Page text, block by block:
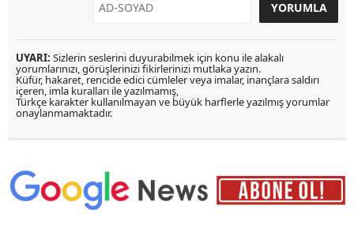
UYARI: Sizlerin seslerini duyurabilmek için konu ile alakalı
yorumlarınızı, görüşlerinizi fikirlerinizi mutlaka yazın.
Küfür, hakaret, rencide edici cümleler veya imalar, inançlara saldırı
içeren, imla kuralları ile yazılmamış,
Türkçe karakter kullanılmayan ve büyük harflerle yazılmış yorumlar
onaylanmamaktadır.